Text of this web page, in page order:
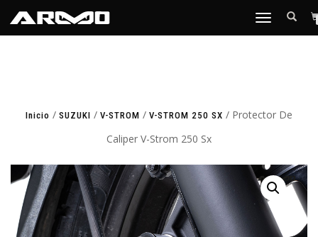
TOGGLE
Inicio / SUZUKI / V-STROM / V-STROM 250 SX / Protector De
Caliper V-Strom 250 Sx